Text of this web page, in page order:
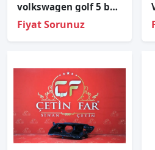
volkswagen golf 5 bagaj anten tesisatı kablo tutucu
Fiyat Sorunuz